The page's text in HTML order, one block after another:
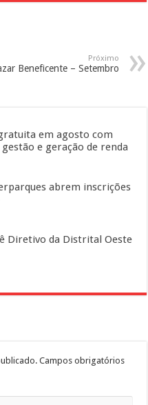
Próximo
Beneficente – Setembro
em agosto com
e geração de renda
abrem inscrições
Diretivo da Distrital Oeste
Campos obrigatórios